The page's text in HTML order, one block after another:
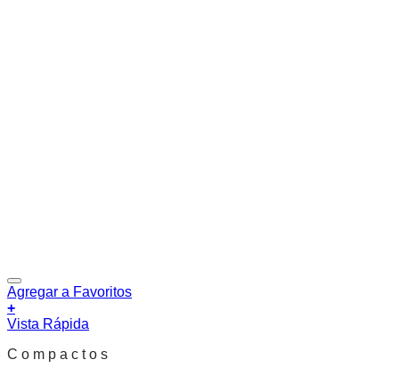
Agregar a Favoritos
+
Vista Rápida
C o m p a c t o s